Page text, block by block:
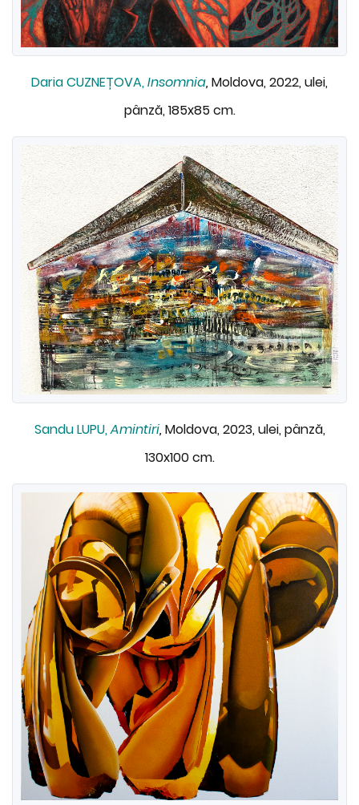
Daria CUZNEȚOVA,Insomnia, Moldova, 2022, ulei,
pânză, 185x85 cm.
Sandu LUPU,Amintiri, Moldova, 2023, ulei, pânză,
130x100 cm.